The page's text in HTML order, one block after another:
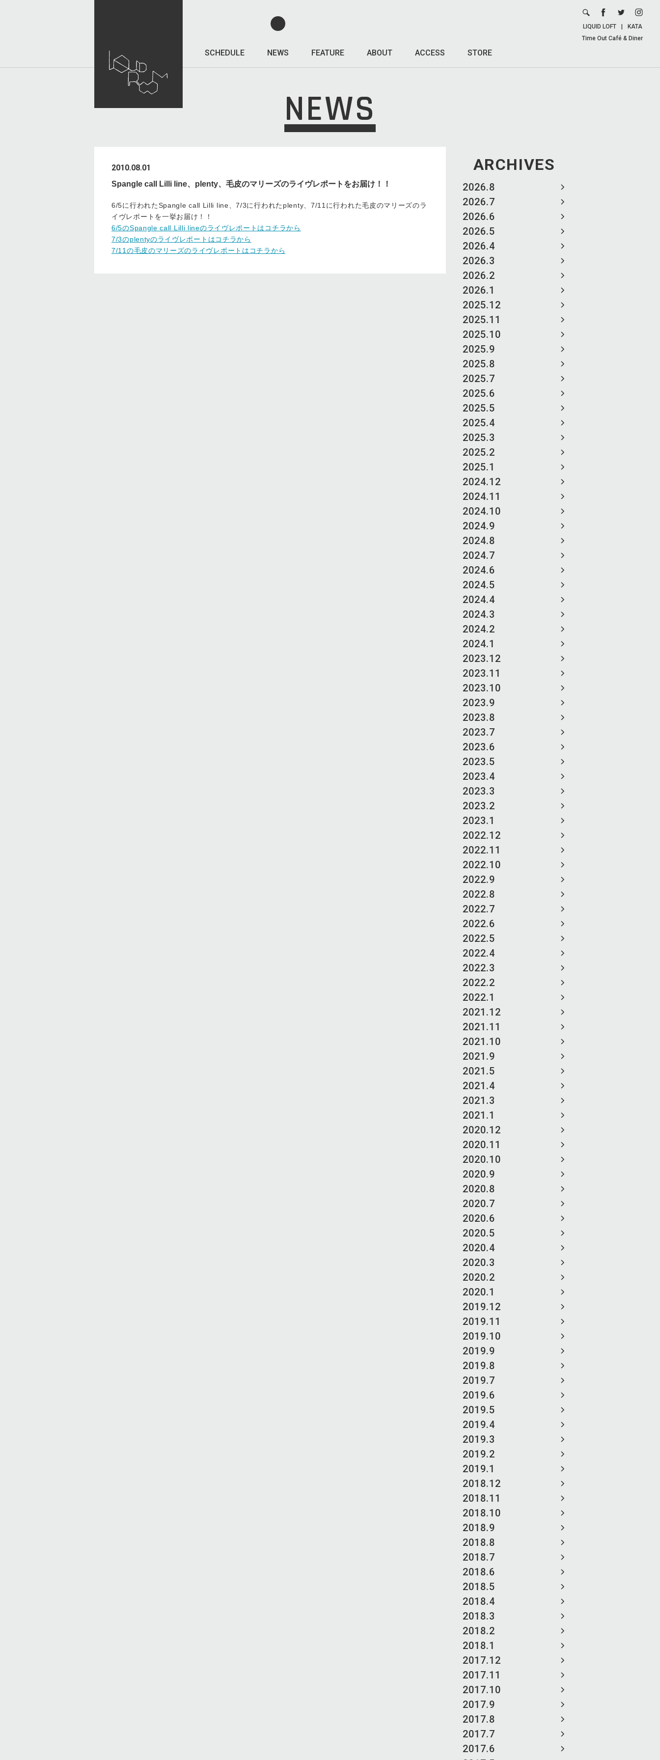
SCHEDULE NEWS FEATURE ABOUT ACCESS STORE
LIQUID LOFT
KATA
Time Out Café & Diner
NEWS
ARCHIVES
2026.8
2026.7
2026.6
2026.5
2026.4
2026.3
2026.2
2026.1
2025.12
2025.11
2025.10
2025.9
2025.8
2025.7
2025.6
2025.5
2025.4
2025.3
2025.2
2025.1
2024.12
2024.11
2024.10
2024.9
2024.8
2024.7
2024.6
2024.5
2024.4
2024.3
2024.2
2024.1
2023.12
2023.11
2023.10
2023.9
2023.8
2023.7
2023.6
2023.5
2023.4
2023.3
2023.2
2023.1
2022.12
2022.11
2022.10
2022.9
2022.8
2022.7
2022.6
2022.5
2022.4
2022.3
2022.2
2022.1
2021.12
2021.11
2021.10
2021.9
2021.5
2021.4
2021.3
2021.1
2020.12
2020.11
2020.10
2020.9
2020.8
2020.7
2020.6
2020.5
2020.4
2020.3
2020.2
2020.1
2019.12
2019.11
2019.10
2019.9
2019.8
2019.7
2019.6
2019.5
2019.4
2019.3
2019.2
2019.1
2018.12
2018.11
2018.10
2018.9
2018.8
2018.7
2018.6
2018.5
2018.4
2018.3
2018.2
2018.1
2017.12
2017.11
2017.10
2017.9
2017.8
2017.7
2017.6
2010.08.01
Spangle call Lilli line、plenty、毛皮のマリーズのライヴレポートをお届け！！
6/5に行われたSpangle call Lilli line、7/3に行われたplenty、7/11に行われた毛皮のマリーズのラ
イヴレポートを一挙お届け！！
6/5のSpangle call Lilli lineのライヴレポートはコチラから
7/3のplentyのライヴレポートはコチラから
7/11の毛皮のマリーズのライヴレポートはコチラから